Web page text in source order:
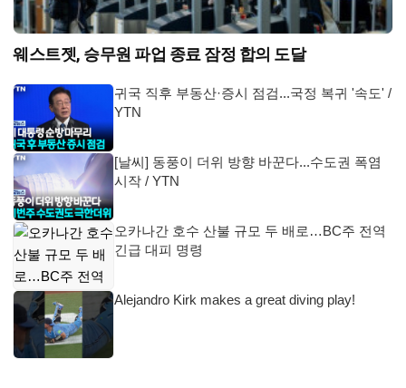
웨스트젯, 승무원 파업 종료 잠정 합의 도달
귀국 직후 부동산·증시 점검...국정 복귀 '속도' /
YTN
[날씨] 동풍이 더위 방향 바꾼다...수도권 폭염
시작 / YTN
오카나간 호수 산불 규모 두 배로…BC주 전역
긴급 대피 명령
Alejandro Kirk makes a great diving play!